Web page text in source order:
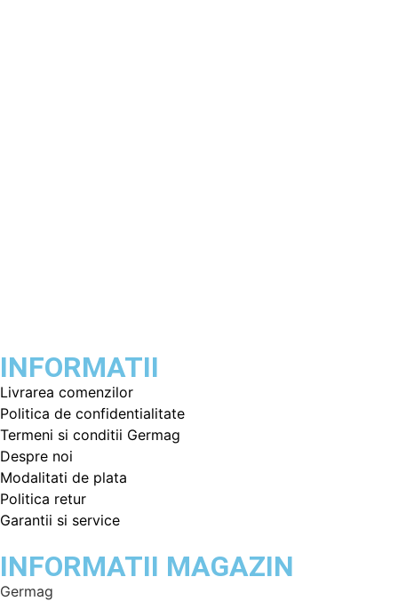
INFORMATII
Livrarea comenzilor
Politica de confidentialitate
Termeni si conditii Germag
Despre noi
Modalitati de plata
Politica retur
Garantii si service
INFORMATII MAGAZIN
Germag